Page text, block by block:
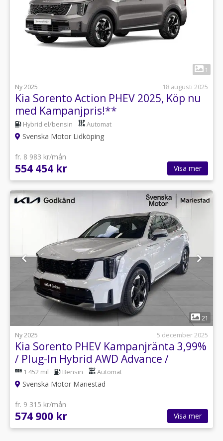
1
Ny 2025
18 augusti 2025
Kia Sorento Action PHEV 2025, Köp nu
med Kampanjpris!**
Hybrid el/bensin Automat
Svenska Motor Lidköping
fr. 8 983 kr/mån
554 454 kr Visa mer
1
21
Ny 2025
5 december 2025
Kia Sorento PHEV Kampanjränta 3,99%
/ Plug-In Hybrid AWD Advance /
Backkamer
1 452 mil Bensin Automat
Svenska Motor Mariestad
fr. 9 315 kr/mån
574 900 kr Visa mer